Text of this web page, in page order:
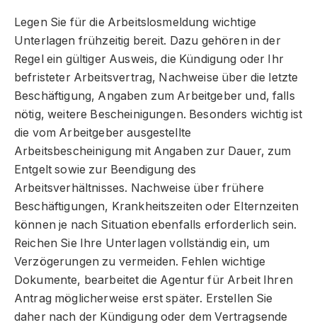
Legen Sie für die Arbeitslosmeldung wichtige
Unterlagen frühzeitig bereit. Dazu gehören in der
Regel ein gültiger Ausweis, die Kündigung oder Ihr
befristeter Arbeitsvertrag, Nachweise über die letzte
Beschäftigung, Angaben zum Arbeitgeber und, falls
nötig, weitere Bescheinigungen. Besonders wichtig ist
die vom Arbeitgeber ausgestellte
Arbeitsbescheinigung mit Angaben zur Dauer, zum
Entgelt sowie zur Beendigung des
Arbeitsverhältnisses. Nachweise über frühere
Beschäftigungen, Krankheitszeiten oder Elternzeiten
können je nach Situation ebenfalls erforderlich sein.
Reichen Sie Ihre Unterlagen vollständig ein, um
Verzögerungen zu vermeiden. Fehlen wichtige
Dokumente, bearbeitet die Agentur für Arbeit Ihren
Antrag möglicherweise erst später. Erstellen Sie
daher nach der Kündigung oder dem Vertragsende